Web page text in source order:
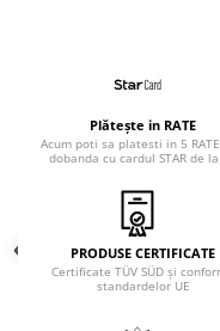
Plătește in RATE
Acum poti sa platesti in 5
dobanda cu cardul STAR de
PRODUSE CERTIFICATE
Certificate TÜV SÜD și
standardelor UE